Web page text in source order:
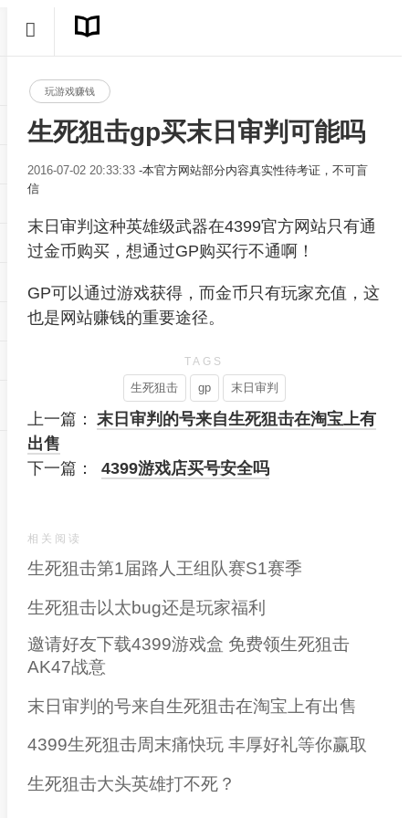
玩游戏赚钱
生死狙击gp买末日审判可能吗
2016-07-02 20:33:33 -本官方网站部分内容真实性待考证，不可盲
信
末日审判这种英雄级武器在4399官方网站只有通
过金币购买，想通过GP购买行不通啊！
GP可以通过游戏获得，而金币只有玩家充值，这
也是网站赚钱的重要途径。
TAGS
生死狙击 gp 末日审判
上一篇： 末日审判的号来自生死狙击在淘宝上有
出售
下一篇：
4399游戏店买号安全吗
相关阅读
生死狙击第1届路人王组队赛S1赛季
生死狙击以太bug还是玩家福利
邀请好友下载4399游戏盒 免费领生死狙击
AK47战意
末日审判的号来自生死狙击在淘宝上有出售
4399生死狙击周末痛快玩 丰厚好礼等你赢取
生死狙击大头英雄打不死？